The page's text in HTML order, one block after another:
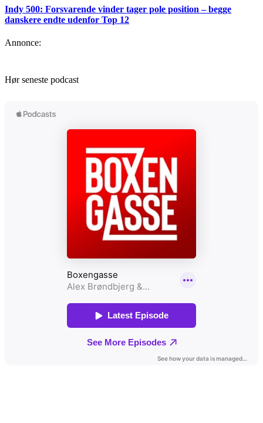
Indy 500: Forsvarende vinder tager pole position – begge
danskere endte udenfor Top 12
Annonce:
Hør seneste podcast